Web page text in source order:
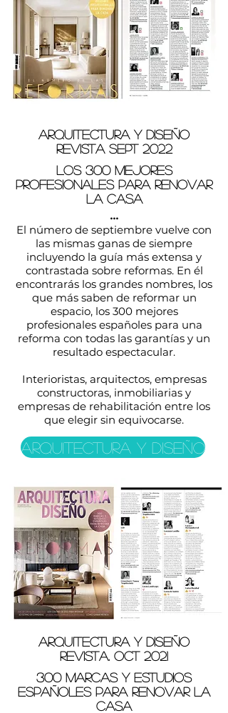
arquitectura y diseño
revista sept 2022
los 300 mejores
profesionales para renovar
la casa
...
El número de septiembre vuelve con
las mismas ganas de siempre
incluyendo la guía más extensa y
contrastada sobre reformas. En él
encontrarás los grandes nombres, los
que más saben de reformar un
espacio, los 300 mejores
profesionales españoles para una
reforma con todas las garantías y un
resultado espectacular.
Interioristas, arquitectos, empresas
constructoras, inmobiliarias y
empresas de rehabilitación entre los
que elegir sin equivocarse.
Arquitectura y diseño
arquitectura y diseño
revista. oct 2021
300 marcas y estudios
españoles para renovar la
casa